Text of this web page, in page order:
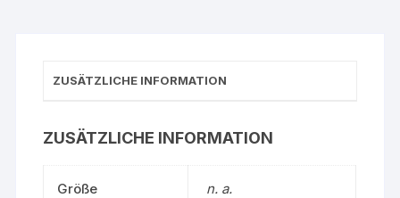
ZUSÄTZLICHE INFORMATION
ZUSÄTZLICHE INFORMATION
Größe n. a.